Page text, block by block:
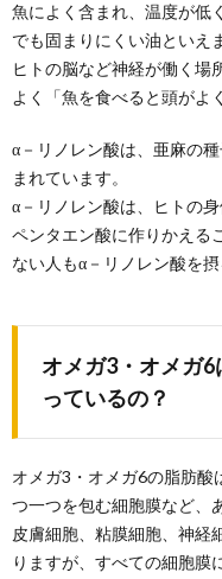
魚によく含まれ、温度が低
でも固まりにくい油といえ
ヒトの脳など神経が働く場
よく「魚を食べると頭がよ
α－リノレン酸は、亜麻の
まれています。
α－リノレン酸は、ヒトの
ペンタエン酸に作りかえる
ない人もα－リノレン酸を摂
オメガ3・オメガ
っているの？
オメガ3・オメガ6の脂肪
つ一つを包む細胞膜など、
皮膚細胞、粘膜細胞、神経
りますが、すべての細胞膜